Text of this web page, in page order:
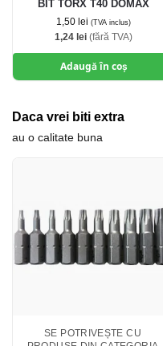
BIT TORX T40 DOMAX
1,50 lei (TVA inclus)
1,24 lei (fără TVA)
Adaugă în coș
Daca vrei biti extra
au o calitate buna
SE POTRIVEȘTE CU